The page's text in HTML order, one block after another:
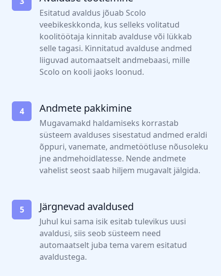
Esitatud avaldus jõuab Scolo
veebikeskkonda, kus selleks volitatud
koolitöötaja kinnitab avalduse või lükkab
selle tagasi. Kinnitatud avalduse andmed
liiguvad automaatselt andmebaasi, mille
Scolo on kooli jaoks loonud.
4 Andmete pakkimine
Mugavamakd haldamiseks korrastab
süsteem avalduses sisestatud andmed eraldi
õppuri, vanemate, andmetöötluse nõusoleku
jne andmehoidlatesse. Nende andmete
vahelist seost saab hiljem mugavalt jälgida.
5 Järgnevad avaldused
Juhul kui sama isik esitab tulevikus uusi
avaldusi, siis seob süsteem need
automaatselt juba tema varem esitatud
avaldustega.